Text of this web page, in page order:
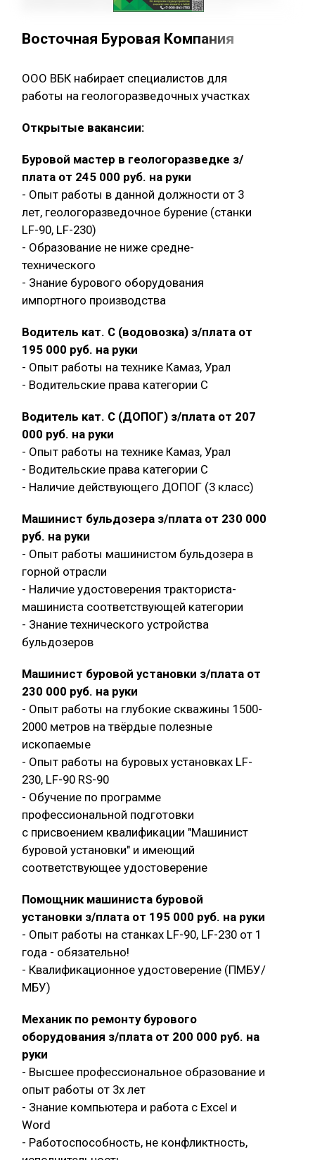
Восточная Буровая Компания
ООО ВБК набирает специалистов для
работы на геологоразведочных участках
Открытые вакансии:
Буровой мастер в геологоразведке з/
плата от 245 000 руб. на руки
- Опыт работы в данной должности от 3
лет, геологоразведочное бурение (станки
LF-90, LF-230)
- Образование не ниже средне-
технического
- Знание бурового оборудования
импортного производства
Водитель кат. С (водовозка) з/плата от
195 000 руб. на руки
- Опыт работы на технике Камаз, Урал
- Водительские права категории C
Водитель кат. С (ДОПОГ) з/плата от 207
000 руб. на руки
- Опыт работы на технике Камаз, Урал
- Водительские права категории C
- Наличие действующего ДОПОГ (3 класс)
Машинист бульдозера з/плата от 230 000
руб. на руки
- Опыт работы машинистом бульдозера в
горной отрасли
- Наличие удостоверения тракториста-
машиниста соответствующей категории
- Знание технического устройства
бульдозеров
Машинист буровой установки з/плата от
230 000 руб. на руки
- Опыт работы на глубокие скважины 1500-
2000 метров на твёрдые полезные
ископаемые
- Опыт работы на буровых установках LF-
230, LF-90 RS-90
- Обучение по программе
профессиональной подготовки
с присвоением квалификации "Машинист
буровой установки" и имеющий
соответствующее удостоверение
Помощник машиниста буровой
установки з/плата от 195 000 руб. на руки
- Опыт работы на станках LF-90, LF-230 от 1
года - обязательно!
- Квалификационное удостоверение (ПМБУ/
МБУ)
Механик по ремонту бурового
оборудования з/плата от 200 000 руб. на
руки
- Высшее профессиональное образование и
опыт работы от 3х лет
- Знание компьютера и работа с Exсel и
Word
- Работоспособность, не конфликтность,